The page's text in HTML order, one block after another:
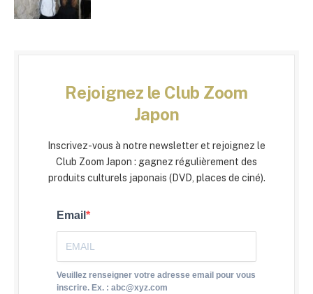
Rejoignez le Club Zoom
Japon
Inscrivez-vous à notre newsletter et rejoignez le
Club Zoom Japon : gagnez régulièrement des
produits culturels japonais (DVD, places de ciné).
Email
Veuillez renseigner votre adresse email pour vous
inscrire. Ex. : abc@xyz.com